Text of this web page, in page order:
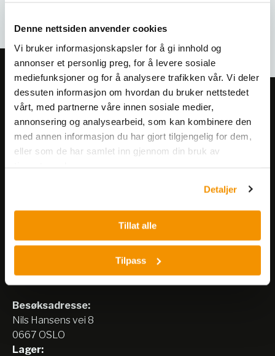
Denne nettsiden anvender cookies
Vi bruker informasjonskapsler for å gi innhold og
annonser et personlig preg, for å levere sosiale
mediefunksjoner og for å analysere trafikken vår. Vi deler
dessuten informasjon om hvordan du bruker nettstedet
vårt, med partnerne våre innen sosiale medier,
annonsering og analysearbeid, som kan kombinere den
med annen informasjon du har gjort tilgjengelig for dem,
eller som de har samlet inn gjennom din bruk av
Detaljer
Tillat alle
Tilpass
Meld deg på vårt nyhetsbrev!
Få informasjon om produkter,
arrangementer og kampanjer.
Nerliens Meszansky AS
Besøksadresse:
Nils Hansens vei 8
0667 OSLO
Lager: